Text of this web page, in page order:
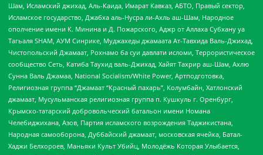
Шам, Исламский джихад, Аль-Каида, Имарат Кавказ, АБТО, Правый сектор,
Исламское государство, Джабха аль-Нусра ли-Ахль аш-Шам, Народное
ополчение имени К. Минина и Д. Пожарского, Аджр от Аллаха Субхану уа
Тагьаля SHAM, АУМ Синрике, Муджахеды джамаата Ат-Тавхида Валь-Джихад,
Чистопольский Джамаат, Рохнамо ба суи давлати исломи, Террористическое
сообщество Сеть, Катиба Таухид валь-Джихад, Хайят Тахрир аш-Шам, Ахлю
Сунна Валь Джамаа, National Socialism/White Power, Артподготовка,
Религиозная группа “Джамаат “Красный пахарь”, Колумбайн, Хатлонский
джамаат, Мусульманская религиозная группа п. Кушкуль г. Оренбург,
Крымско-татарский добровольческий батальон имени Номана
Челебиджихана, Азов, Партия исламского возрождения Таджикистана,
Народная самооборона, Дуббайский джамаат, московская ячейка, Батал-
Хаджи Белхороев, Маньяки Культ Убийц, Молодёжь Которая Улыбается,